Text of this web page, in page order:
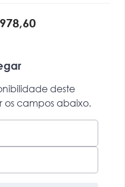
deste
os campos abaixo.